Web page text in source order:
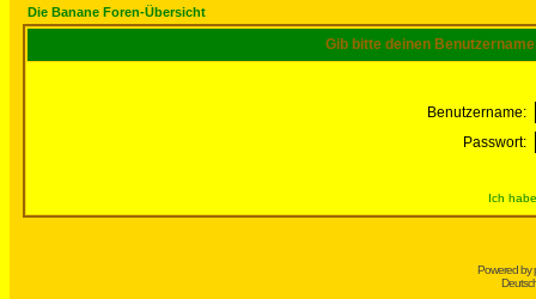
Die Banane Foren-Übersicht
Gib bitte deinen
Benutzername:
Passwort:
Ich
Powered by